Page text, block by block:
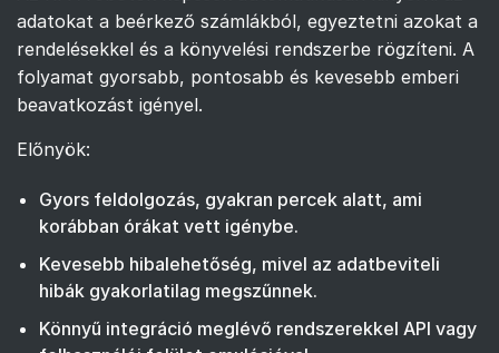
adatokat a beérkező számlákból, egyeztetni azokat a
rendelésekkel és a könyvelési rendszerbe rögzíteni. A
folyamat gyorsabb, pontosabb és kevesebb emberi
beavatkozást igényel.
Előnyök:
Gyors feldolgozás, gyakran percek alatt, ami
korábban órákat vett igénybe.
Kevesebb hibalehetőség, mivel az adatbeviteli
hibák gyakorlatilag megszűnnek.
Könnyű integráció meglévő rendszerekkel API vagy